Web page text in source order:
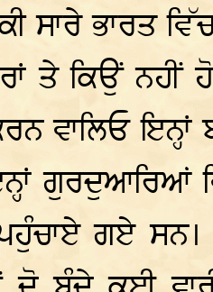
ਸਾਰੇ ਭਾਰਤ
ਤੇ ਕਿਉਂ
ਵਾਲਿਓ
ਗੁਰਦੁਆਰਿਆਂ
ਗਏ ਸਨ।